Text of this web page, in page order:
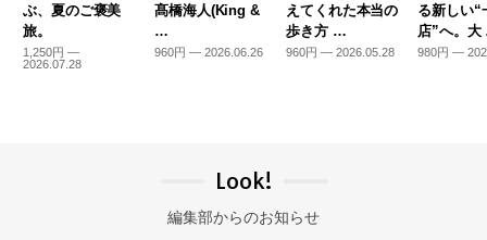
ぶ、夏のご褒美
旅。
1,250円 —
2026.07.28
髙橋海人(King &
…
960円 — 2026.06.26
えてくれた本当の
歩き方 …
960円 — 2026.05.28
る新しい“
店”へ。
980円 —
Look!
編集部からのお知らせ